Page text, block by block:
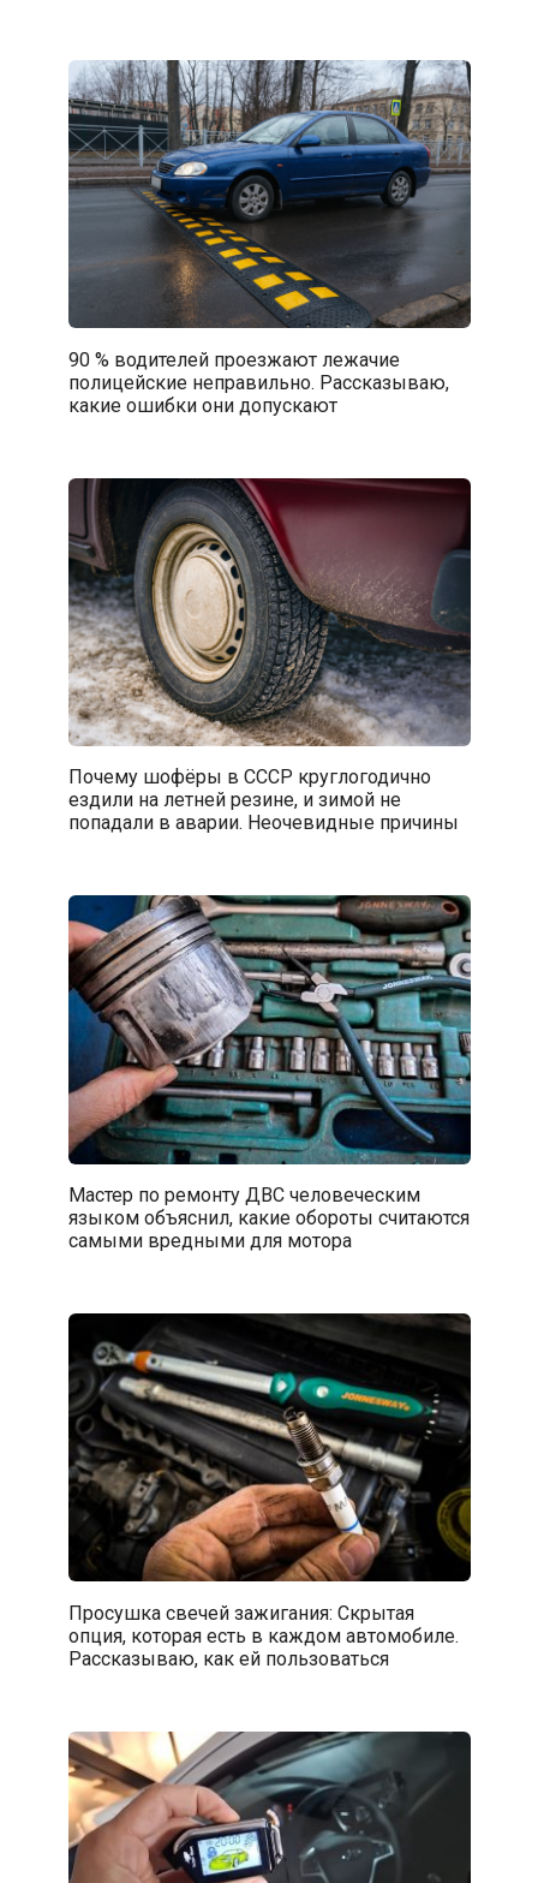
90 % водителей проезжают лежачие
полицейские неправильно. Рассказываю,
какие ошибки они допускают
Почему шофёры в СССР круглогодично
ездили на летней резине, и зимой не
попадали в аварии. Неочевидные причины
Мастер по ремонту ДВС человеческим
языком объяснил, какие обороты считаются
самыми вредными для мотора
Просушка свечей зажигания: Скрытая
опция, которая есть в каждом автомобиле.
Рассказываю, как ей пользоваться